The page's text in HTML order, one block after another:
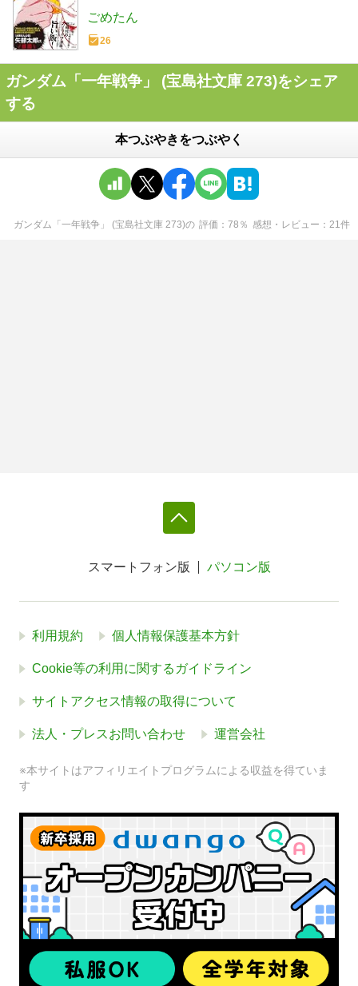
ごめたん
26
ガンダム「一年戦争」 (宝島社文庫 273)をシェア
する
本つぶやきをつぶやく
ガンダム「一年戦争」 (宝島社文庫 273)の 評価 78 ％ 感想・レビュー 21件
スマートフォン版 パソコン版
利用規約 個人情報保護基本方針
Cookie等の利用に関するガイドライン
サイトアクセス情報の取得について
法人・プレスお問い合わせ 運営会社
※本サイトはアフィリエイトプログラムによる収益を得ていま
す